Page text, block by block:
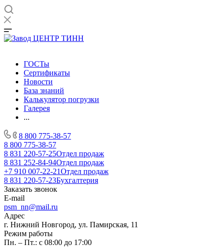
ГОСТы
Сертификаты
Новости
База знаний
Калькулятор погрузки
Галерея
...
8 800 775-38-57
8 800 775-38-57
8 831 220-57-25Отдел продаж
8 831 252-84-94Отдел продаж
+7 910 007-22-21Отдел продаж
8 831 220-57-23Бухгалтерия
Заказать звонок
E-mail
psm_nn@mail.ru
Адрес
г. Нижний Новгород, ул. Памирская, 11
Режим работы
Пн. – Пт.: с 08:00 до 17:00